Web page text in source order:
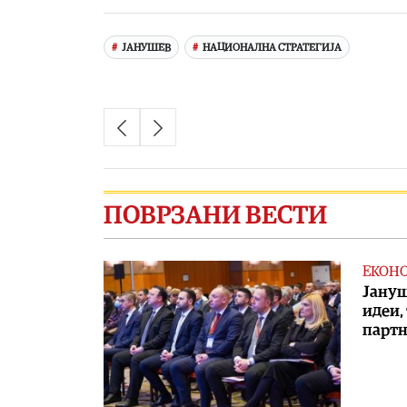
ЈАНУШЕВ НАЦИОНАЛНА СТРАТЕГИЈА
ПОВРЗАНИ ВЕСТИ
идеи,